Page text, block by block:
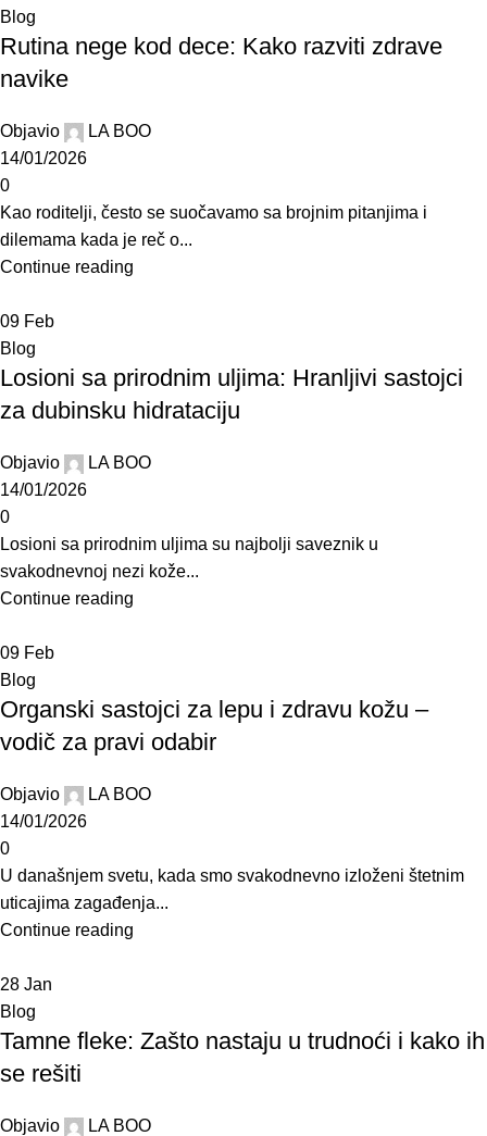
Blog
Rutina nege kod dece: Kako razviti zdrave
navike
Objavio
LA BOO
14/01/2026
0
Kao roditelji, često se suočavamo sa brojnim pitanjima i
dilemama kada je reč o...
Continue reading
09 Feb
Blog
Losioni sa prirodnim uljima: Hranljivi sastojci
za dubinsku hidrataciju
Objavio
LA BOO
14/01/2026
0
Losioni sa prirodnim uljima su najbolji saveznik u
svakodnevnoj nezi kože...
Continue reading
09 Feb
Blog
Organski sastojci za lepu i zdravu kožu –
vodič za pravi odabir
Objavio
LA BOO
14/01/2026
0
U današnjem svetu, kada smo svakodnevno izloženi štetnim
uticajima zagađenja...
Continue reading
28 Jan
Blog
Tamne fleke: Zašto nastaju u trudnoći i kako ih
se rešiti
Objavio
LA BOO